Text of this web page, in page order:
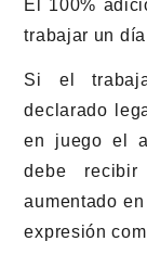
El 100%
trabajar un
Si el
declarado
en juego el
debe
aumentado
expresión